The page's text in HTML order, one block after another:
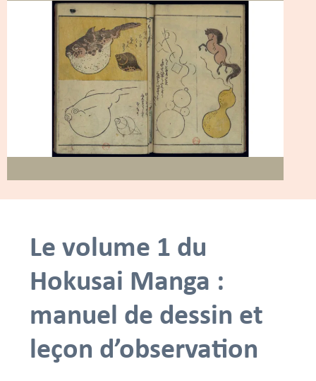
Le volume 1 du
Hokusai Manga :
manuel de dessin et
leçon d’observation